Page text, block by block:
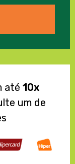
até 10x
um de